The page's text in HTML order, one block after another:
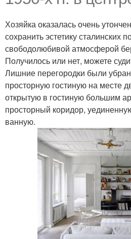
Хозяйка оказалась очень
сохранить эстетику сталинских
свободолюбивой атмосферой
Получилось или нет, можете
Лишние перегородки были
просторную гостиную на месте
открытую в гостиную большим
просторный коридор,
ванную.